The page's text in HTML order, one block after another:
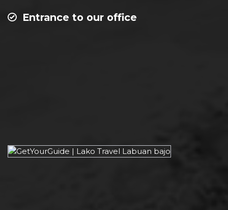
Entrance to our office